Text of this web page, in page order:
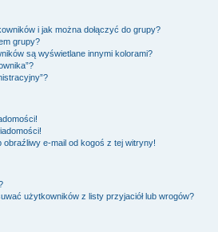
i jak można dołączyć do grupy?
grupy?
są wyświetlane innymi kolorami?
obraźliwy e-mail od kogoś z tej witryny!
użytkowników z listy przyjaciół lub wrogów?